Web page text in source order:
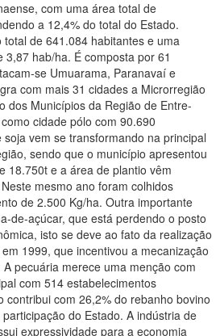
com uma área total de
a 12,4% do total do Estado.
de 641.084 habitantes e uma
hab/ha. É composta por 61
se Umuarama, Paranavaí e
com mais 31 cidades a Microrregião
dos Municípios da Região de Entre-
cidade pólo com 90.690
vem se transformando na principal
sendo que o município apresentou
18.750t e a área de plantio vêm
mesmo ano foram colhidos
de 2.500 Kg/ha. Outra importante
de-açúcar, que está perdendo o posto
isto se deve ao fato da realização
1999, que incentivou a mecanização
pecuária merece uma menção com
com 514 estabelecimentos
contribui com 26,2% do rebanho bovino
do Estado. A indústria de
expressividade para a economia